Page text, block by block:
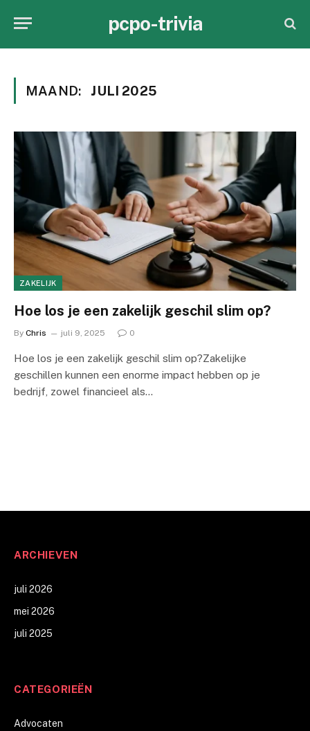
pcpo-trivia
MAAND: JULI 2025
ZAKELIJK
Hoe los je een zakelijk geschil slim op?
By Chris juli 9, 2025 0
Hoe los je een zakelijk geschil slim op?Zakelijke
geschillen kunnen een enorme impact hebben op je
bedrijf, zowel financieel als…
ARCHIEVEN
juli 2026
mei 2026
juli 2025
CATEGORIEËN
Advocaten